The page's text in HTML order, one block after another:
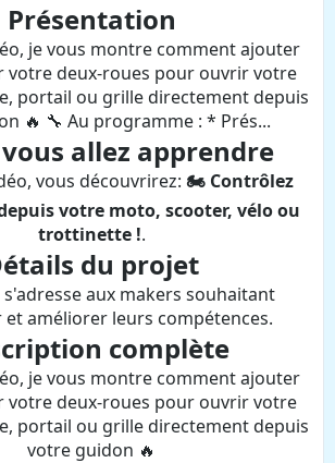
Présentation
je vous montre comment ajouter
votre deux-roues pour ouvrir votre
portail ou grille directement depuis
🔥 🔧 Au programme : * Prés...
vous allez apprendre
vous découvrirez: 🏍️ Contrôlez
votre moto, scooter, vélo ou
trottinette !.
du projet
s'adresse aux makers souhaitant
améliorer leurs compétences.
complète
je vous montre comment ajouter
votre deux-roues pour ouvrir votre
portail ou grille directement depuis
votre guidon 🔥